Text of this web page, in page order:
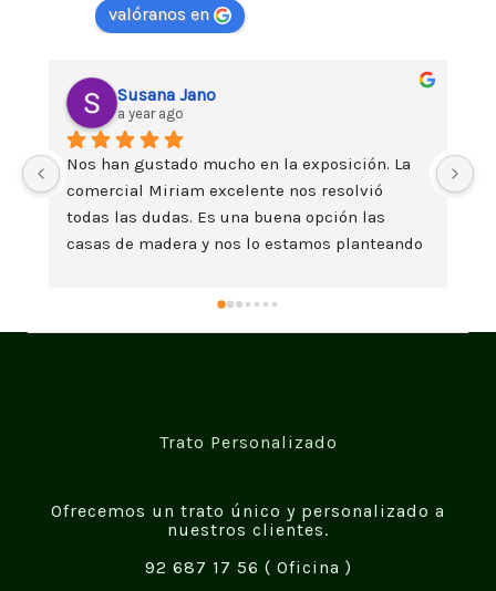
valóranos en
Ion Fer
a year ago
David, una atención excelente y atención
especial a los detalles. Un buen trabajo de
todo el equipo A que forman esta empresa.
Trato Personalizado
Ofrecemos un trato único y personalizado a
nuestros clientes.
92 687 17 56 ( Oficina )